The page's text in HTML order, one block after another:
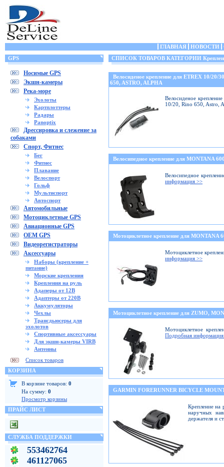
ГЛАВНАЯ НОВОСТИ
GPS
Носимые GPS
Экшн-камеры
Река-море
Эхолоты
Картплоттеры
Радары
Panoptix
Дрессировка и слежение за
собаками
Спорт, Фитнес
Бег
Фитнес
Плавание
Велоспорт
Гольф
Мультиспорт
Автоспорт
Автомобильные
Мотоциклетные GPS
Авиационные GPS
OEM GPS
Видеорегистраторы
Аксессуары
Наборы (крепление +
питание)
Морские крепления
Крепления на руль
Адаперы от 12В
Адаптеры от 220В
Аккумуляторы
Чехлы
Трансдьюсеры для
эхолотов
Спортивные аксессуары
Для экшн-камеры VIRB
Антенны
Список товаров
КОРЗИНА
В корзине товаров: 0
На сумму: 0
Просмотр корзины
ПРАЙС ЛИСТ
СЛУЖБА ПОДДЕРЖКИ
553462764
461127065
СПИСОК ТОВАРОВ КАТЕГОРИИ
Велосиденое крепление для ETREX 10/
650, ASTRO, ALPHA
Велосиденое
10/20, Rino 650, Astro,
Велосипедное крепление для MONTANA
Велосипедное
информация >>
Мотоциклетное крепление для MONTANA
Мотоциклетное
информация >>
Мотоциклетное крепление для ZUMO,
Мотоциклетное
Подробная
GARMIN FORERUNNER BICYCLE
Крепление на
наручных
держателя и